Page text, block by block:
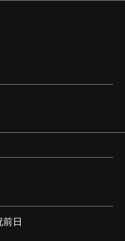
ル／オレンジジュース
ンソーダ／カシスソー
パリソーダ／ウーロン
日
満喫コース | ス